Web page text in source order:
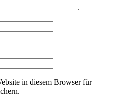
in diesem Browser für